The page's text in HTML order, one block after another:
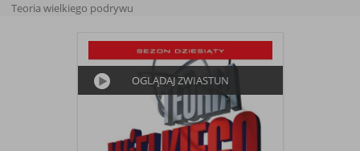
Teoria wielkiego podrywu
OGLĄDAJ ZWIASTUN